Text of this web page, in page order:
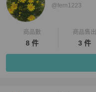
@fern1223
商品數
8 件
商品售出
3 件